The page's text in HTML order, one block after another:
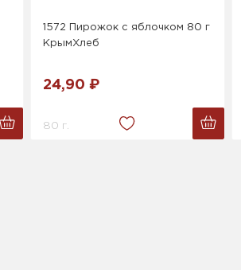
1572 Пирожок с яблочком 80 г
КрымХлеб
24,90 ₽
80 г.